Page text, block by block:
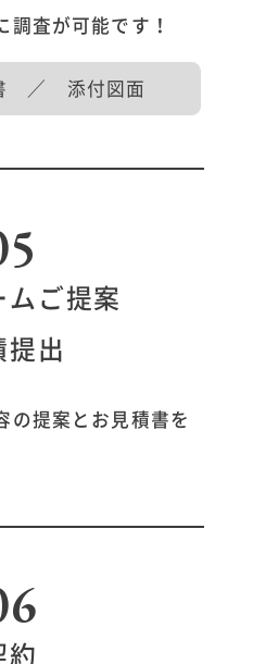
調査が可能です！
／ 添付図面
ムご提案
提出
の提案とお見積書を
約